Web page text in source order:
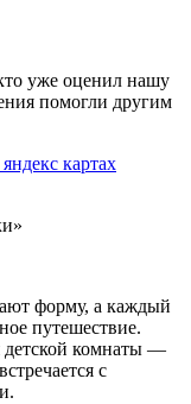
уже оценил нашу
помогли другим
картах
форму, а каждый
путешествие.
детской комнаты —
с